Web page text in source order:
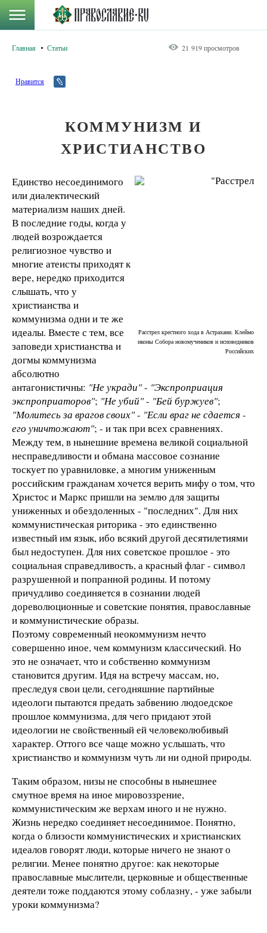
Главная Статьи 21 919 просмотров
Нравится
КОММУНИЗМ И
ХРИСТИАНСТВО
Расстрел крестного хода в Астрахани. Клеймо
иконы Собора новомучеников и исповедников
Российских
Единство несоединимого
или диалектический
материализм наших дней.
В последние годы, когда у
людей возрождается
религиозное чувство и
многие атеисты приходят к
вере, нередко приходится
слышать, что у
христианства и
коммунизма одни и те же
идеалы. Вместе с тем, все
заповеди христианства и
догмы коммунизма
абсолютно
антагонистичны: "Не укради"- "Экспроприация
экспроприаторов"; "Не убий"- "Бей буржуев";
"Молитесь за врагов своих"- "Если враг не сдается -
его уничтожают"; - и так при всех сравнениях.
Между тем, в нынешние времена великой социальной
несправедливости и обмана массовое сознание
тоскует по уравниловке, а многим униженным
российским гражданам хочется верить мифу о том, что
Христос и Маркс пришли на землю для защиты
униженных и обездоленных - "последних". Для них
коммунистическая риторика - это единственно
известный им язык, ибо всякий другой десятилетиями
был недоступен. Для них советское прошлое - это
социальная справедливость, а красный флаг - символ
разрушенной и попранной родины. И потому
причудливо соединяется в сознании людей
дореволюционные и советские понятия, православные
и коммунистические образы.
Поэтому современный неокоммунизм нечто
совершенно иное, чем коммунизм классический. Но
это не означает, что и собственно коммунизм
становится другим. Идя на встречу массам, но,
преследуя свои цели, сегодняшние партийные
идеологи пытаются предать забвению людоедское
прошлое коммунизма, для чего придают этой
идеологии не свойственный ей человеколюбивый
характер. Оттого все чаще можно услышать, что
христианство и коммунизм чуть ли ни одной природы.
Таким образом, низы не способны в нынешнее
смутное время на иное мировоззрение,
коммунистическим же верхам иного и не нужно.
Жизнь нередко соединяет несоединимое. Понятно,
когда о близости коммунистических и христианских
идеалов говорят люди, которые ничего не знают о
религии. Менее понятно другое: как некоторые
православные мыслители, церковные и общественные
деятели тоже поддаются этому соблазну, - уже забыли
уроки коммунизма?